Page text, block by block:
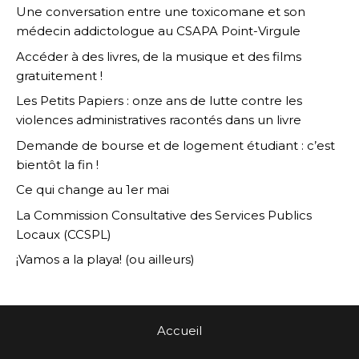
Une conversation entre une toxicomane et son
médecin addictologue au CSAPA Point-Virgule
Accéder à des livres, de la musique et des films
gratuitement !
Les Petits Papiers : onze ans de lutte contre les
violences administratives racontés dans un livre
Demande de bourse et de logement étudiant : c’est
bientôt la fin !
Ce qui change au 1er mai
La Commission Consultative des Services Publics
Locaux (CCSPL)
¡Vamos a la playa! (ou ailleurs)
Accueil